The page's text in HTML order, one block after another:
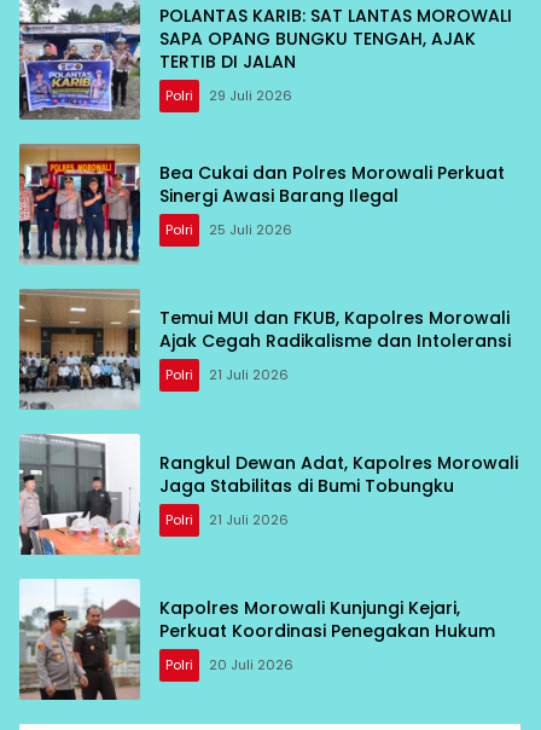
POLANTAS KARIB: SAT LANTAS MOROWALI
SAPA OPANG BUNGKU TENGAH, AJAK
TERTIB DI JALAN
Polri 29 Juli 2026
Bea Cukai dan Polres Morowali Perkuat
Sinergi Awasi Barang Ilegal
Polri 25 Juli 2026
Temui MUI dan FKUB, Kapolres Morowali
Ajak Cegah Radikalisme dan Intoleransi
Polri 21 Juli 2026
Rangkul Dewan Adat, Kapolres Morowali
Jaga Stabilitas di Bumi Tobungku
Polri 21 Juli 2026
Kapolres Morowali Kunjungi Kejari,
Perkuat Koordinasi Penegakan Hukum
Polri 20 Juli 2026